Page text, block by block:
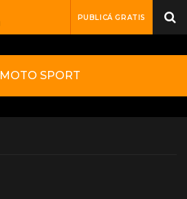
PUBLICÁ GRATIS
MOTO SPORT